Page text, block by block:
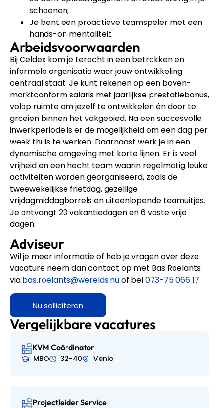
schoenen;
Je bent een proactieve teamspeler met een
hands-on mentaliteit.
Arbeidsvoorwaarden
Bij Celdex kom je terecht in een betrokken en
informele organisatie waar jouw ontwikkeling
centraal staat. Je kunt rekenen op een boven-
marktconform salaris met jaarlijkse prestatiebonus,
volop ruimte om jezelf te ontwikkelen én door te
groeien binnen het vakgebied. Na een succesvolle
inwerkperiode is er de mogelijkheid om een dag per
week thuis te werken. Daarnaast werk je in een
dynamische omgeving met korte lijnen. Er is veel
vrijheid en een hecht team waarin regelmatig leuke
activiteiten worden georganiseerd, zoals de
tweewekelijkse frietdag, gezellige
vrijdagmiddagborrels en uiteenlopende teamuitjes.
Je ontvangt 23 vakantiedagen en 6 vaste vrije
dagen.
Adviseur
Wil je meer informatie of heb je vragen over deze
vacature neem dan contact op met Bas Roelants
via bas.roelants@werelds.nuof bel073-75 066 17
Nu solliciteren
Vergelijkbare vacatures
KVM Coördinator
MBO
32-40 Venlo
Projectleider Service